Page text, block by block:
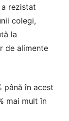
rezistat
colegi,
la
de alimente
până în acest
mai mult în